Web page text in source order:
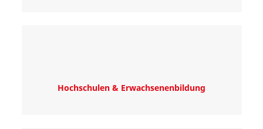
Hochschulen & Erwachsenenbildung